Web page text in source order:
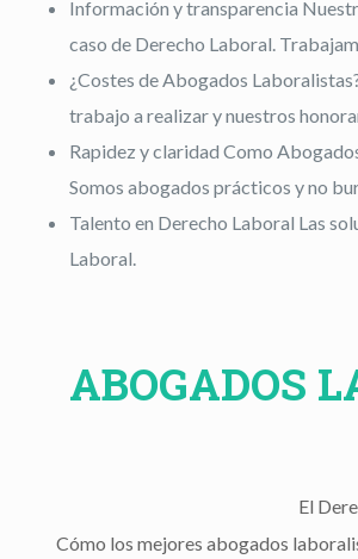
Información y transparencia
caso de Derecho Laboral.
¿Costes de Abogados
trabajo a realizar y nuestros
Rapidez y claridad Como
Somos abogados prácticos y no
Talento en Derecho Laboral Las
Laboral.
ABOGADOS
El
Cómo los mejores abogados